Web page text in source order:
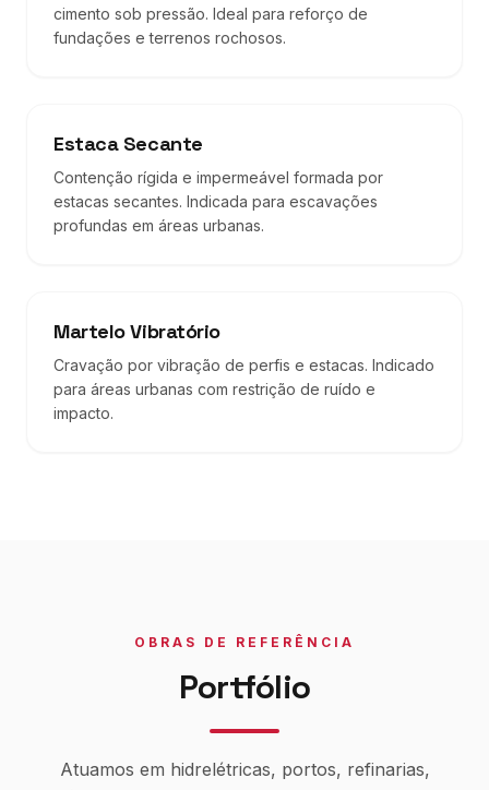
cimento sob pressão. Ideal para reforço de
fundações e terrenos rochosos.
Estaca Secante
Contenção rígida e impermeável formada por
estacas secantes. Indicada para escavações
profundas em áreas urbanas.
Martelo Vibratório
Cravação por vibração de perfis e estacas. Indicado
para áreas urbanas com restrição de ruído e
impacto.
OBRAS DE REFERÊNCIA
Portfólio
Atuamos em hidrelétricas, portos, refinarias,